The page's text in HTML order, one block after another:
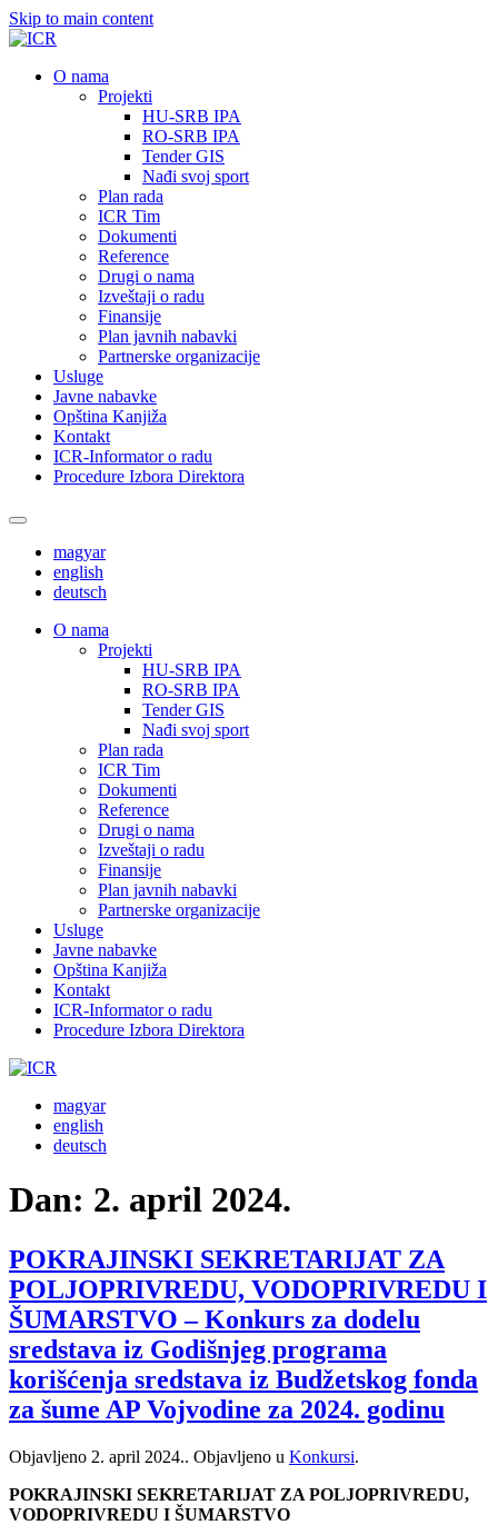
Skip to main content
О nama
Projekti
HU-SRB IPA
RO-SRB IPA
Tender GIS
Nađi svoj sport
Plan rada
ICR Tim
Dokumenti
Reference
Drugi o nama
Izveštaji o radu
Finansije
Plan javnih nabavki
Partnerske organizacije
Usluge
Javne nabavke
Opština Kanjiža
Kontakt
ICR-Informator o radu
Procedure Izbora Direktora
magyar
english
deutsch
О nama
Projekti
HU-SRB IPA
RO-SRB IPA
Tender GIS
Nađi svoj sport
Plan rada
ICR Tim
Dokumenti
Reference
Drugi o nama
Izveštaji o radu
Finansije
Plan javnih nabavki
Partnerske organizacije
Usluge
Javne nabavke
Opština Kanjiža
Kontakt
ICR-Informator o radu
Procedure Izbora Direktora
magyar
english
deutsch
Dan: 2. april 2024.
POKRAJINSKI SEKRETARIJAT ZA
POLJOPRIVREDU, VODOPRIVREDU I
ŠUMARSTVO – Konkurs za dodelu
sredstava iz Godišnjeg programa
korišćenja sredstava iz Budžetskog fonda
za šume AP Vojvodine za 2024. godinu
Objavljeno 2. april 2024.. Objavljeno u Konkursi.
POKRAJINSKI SEKRETARIJAT ZA POLJOPRIVREDU,
VODOPRIVREDU I ŠUMARSTVO